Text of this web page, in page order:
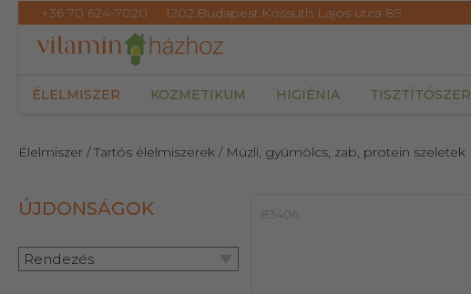
+36 70 624-7020 1202.Budapest.Kossuth Lajos utca 89
ÉLELMISZER KOZMETIKUM HIGIÉNIA TISZTÍTÓSZER
Élelmiszer / Tartós élelmiszerek / Müzli, gyümölcs, zab, protein szeletek
83406
ÚJDONSÁGOK
Rendezés